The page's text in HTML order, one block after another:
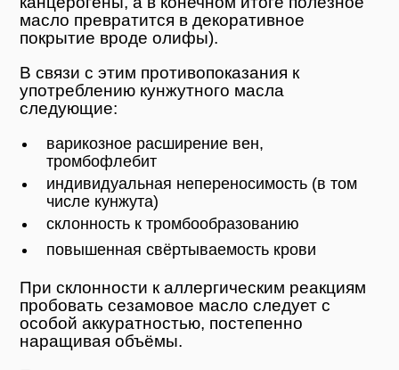
масло превратится в декоративное
покрытие вроде олифы).
В связи с этим противопоказания к
употреблению кунжутного масла
следующие:
варикозное расширение вен,
тромбофлебит
индивидуальная непереносимость (в том
числе кунжута)
склонность к тромбообразованию
повышенная свёртываемость крови
При склонности к аллергическим реакциям
пробовать сезамовое масло следует с
особой аккуратностью, постепенно
наращивая объёмы.